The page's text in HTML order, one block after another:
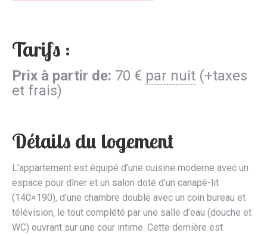
Tarifs :
Prix à partir de: 70 € par nuit (+taxes
et frais)
Détails du logement
L’appartement est équipé d’une cuisine moderne avec un
espace pour dîner et un salon doté d’un canapé-lit
(140×190), d’une chambre double avec un coin bureau et
télévision, le tout complété par une salle d’eau (douche et
WC) ouvrant sur une cour intime. Cette dernière est